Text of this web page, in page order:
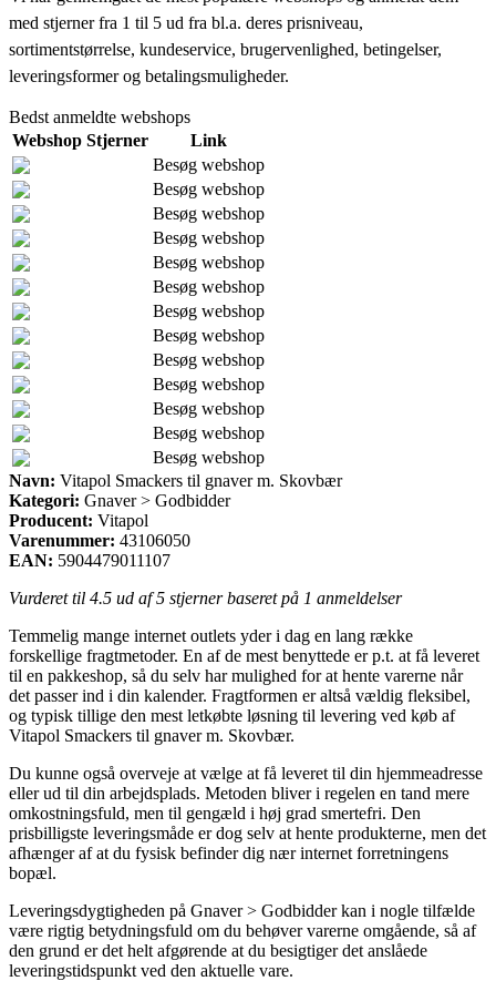
med stjerner fra 1 til 5 ud fra bl.a. deres prisniveau,
sortimentstørrelse, kundeservice, brugervenlighed, betingelser,
leveringsformer og betalingsmuligheder.
Bedst anmeldte webshops
Webshop Stjerner
Link
Besøg webshop
Besøg webshop
Besøg webshop
Besøg webshop
Besøg webshop
Besøg webshop
Besøg webshop
Besøg webshop
Besøg webshop
Besøg webshop
Besøg webshop
Besøg webshop
Besøg webshop
Navn: Vitapol Smackers til gnaver m. Skovbær
Kategori: Gnaver > Godbidder
Producent: Vitapol
Varenummer: 43106050
EAN: 5904479011107
Vurderet til 4.5 ud af 5 stjerner baseret på 1 anmeldelser
Temmelig mange internet outlets yder i dag en lang række
forskellige fragtmetoder. En af de mest benyttede er p.t. at få leveret
til en pakkeshop, så du selv har mulighed for at hente varerne når
det passer ind i din kalender. Fragtformen er altså vældig fleksibel,
og typisk tillige den mest letkøbte løsning til levering ved køb af
Vitapol Smackers til gnaver m. Skovbær.
Du kunne også overveje at vælge at få leveret til din hjemmeadresse
eller ud til din arbejdsplads. Metoden bliver i regelen en tand mere
omkostningsfuld, men til gengæld i høj grad smertefri. Den
prisbilligste leveringsmåde er dog selv at hente produkterne, men det
afhænger af at du fysisk befinder dig nær internet forretningens
bopæl.
Leveringsdygtigheden på Gnaver > Godbidder kan i nogle tilfælde
være rigtig betydningsfuld om du behøver varerne omgående, så af
den grund er det helt afgørende at du besigtiger det anslåede
leveringstidspunkt ved den aktuelle vare.